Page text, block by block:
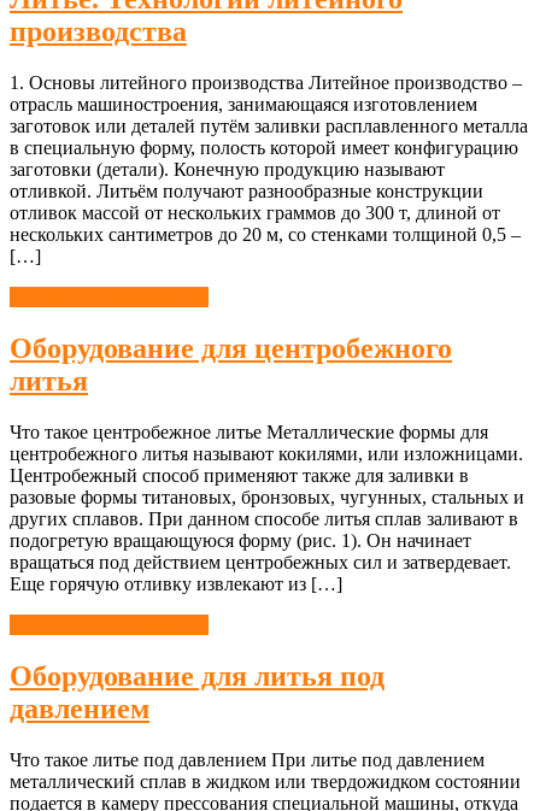
производства
1. Основы литейного производства Литейное производство –
отрасль машиностроения, занимающаяся изготовлением
заготовок или деталей путём заливки расплавленного металла
в специальную форму, полость которой имеет конфигурацию
заготовки (детали). Конечную продукцию называют
отливкой. Литьём получают разнообразные конструкции
отливок массой от нескольких граммов до 300 т, длиной от
нескольких сантиметров до 20 м, со стенками толщиной 0,5 –
[…]
Оборудование для центробежного
литья
Что такое центробежное литье Металлические формы для
центробежного литья называют кокилями, или изложницами.
Центробежный способ применяют также для заливки в
разовые формы титановых, бронзовых, чугунных, стальных и
других сплавов. При данном способе литья сплав заливают в
подогретую вращающуюся форму (рис. 1). Он начинает
вращаться под действием центробежных сил и затвердевает.
Еще горячую отливку извлекают из […]
Оборудование для литья под
давлением
Что такое литье под давлением При литье под давлением
металлический сплав в жидком или твердожидком состоянии
подается в камеру прессования специальной машины, откуда